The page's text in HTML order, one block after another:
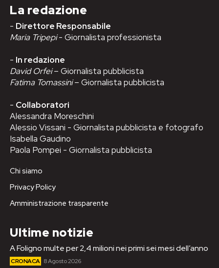
La redazione
- Direttore Responsabile
Maria Tripepi- Giornalista professionista
- In redazione
David Orfei– Giornalista pubblicista
Fatima Tomassini– Giornalista pubblicista
- Collaboratori
Alessandra Moreschini
Alessio Vissani - Giornalista pubblicista e fotografo
Isabella Gaudino
Paola Pompei - Giornalista pubblicista
Chi siamo
Privacy Policy
Amministrazione trasparente
Ultime notizie
A Foligno multe per 2,4 milioni nei primi sei mesi dell’anno
CRONACA 8 Agosto 2026